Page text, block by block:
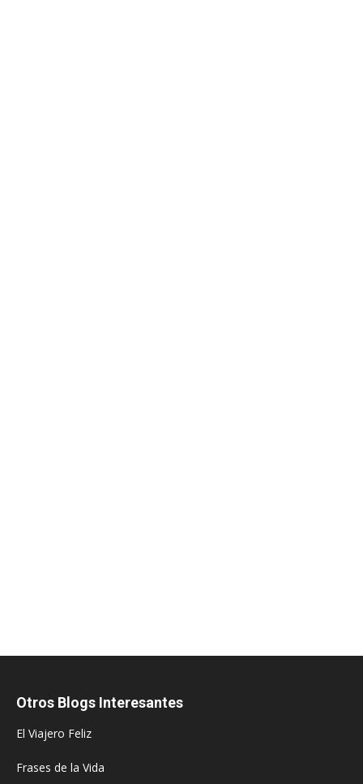
Otros Blogs Interesantes
El Viajero Feliz
Frases de la Vida